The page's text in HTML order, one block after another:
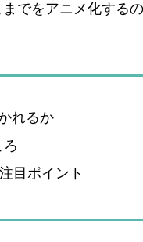
でをアニメ化する
れるか
目ポイント